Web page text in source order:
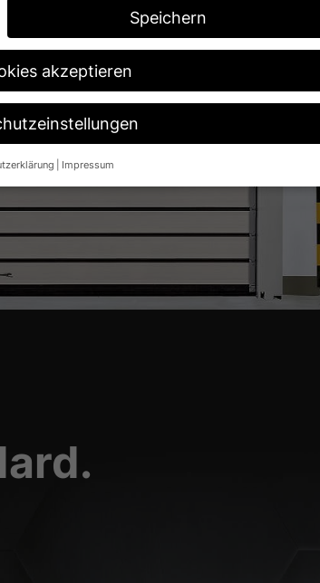
Speichern
akzeptieren
Impressum
Diensten geben möchten, müssen Sie Ihre
Anzeigen und Inhalte oder Anzeigen- und
Sie können Ihre Einwilligung zu ganzen Kategorien
so nur bestimmte Cookies auswählen.
für die einwandfreie Funktion der Website erforderlich.